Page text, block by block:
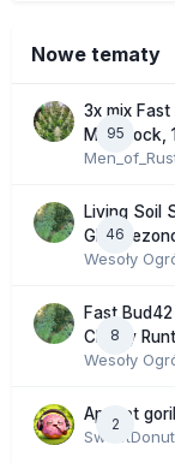
Nowe tematy
95
3x mix
Moonrock,
46
Living Soil
GHS
Wesoły
8
Fast
Cherry
Wesoły
2
Apricot
SweetDonut